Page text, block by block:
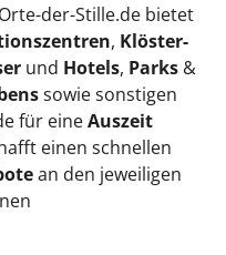
der-Stille.de bietet
, Klöster-
und Hotels, Parks &
sowie sonstigen
für eineAuszeit
einen schnellen
an den jeweiligen